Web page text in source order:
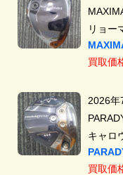
リョー
買取価
2026年
キャロ
買取価